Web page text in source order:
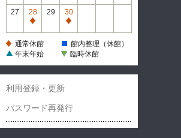
館
常
休
館
27
28
通
休
29
30
通
休
通常休館
館内整理（休館）
年末年始
臨時休館
利用登録・更新
パスワード再発行